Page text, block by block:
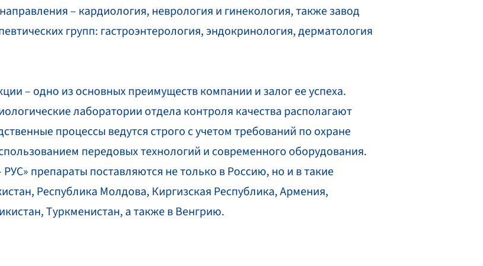
– кардиология, неврология и гинекология, также завод
групп: гастроэнтерология, эндокринология, дерматология
– одно из основных преимуществ компании и залог ее успеха.
лаборатории отдела контроля качества располагают
процессы ведутся строго с учетом требований по охране
передовых технологий и современного оборудования.
препараты поставляются не только в Россию, но и в такие
Республика Молдова, Киргизская Республика, Армения,
Туркменистан, а также в Венгрию.